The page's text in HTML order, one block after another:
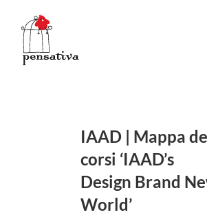
contenuto
IAAD | Mappa
corsi ‘IAAD’s
Design Brand
World’